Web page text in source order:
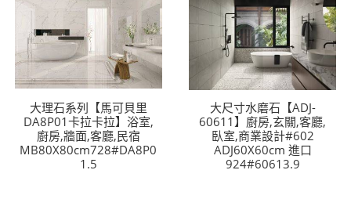
大理石系列【馬可貝里
DA8P01卡拉卡拉】浴室,
廚房,牆面,客廳,民宿
MB80X80cm728#DA8P0
1.5
大尺寸水磨石【ADJ-
60611】廚房,玄關,客廳,
臥室,商業設計#602
ADJ60X60cm 進口
924#60613.9